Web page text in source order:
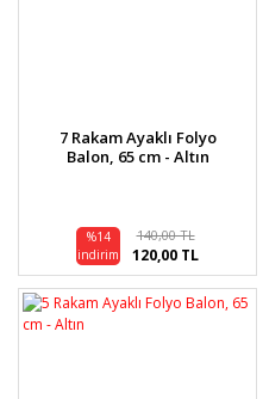
7 Rakam Ayaklı Folyo
Balon, 65 cm - Altın
%14
indirim
140,00 TL
120,00 TL